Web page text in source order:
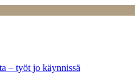
– työt jo käynnissä